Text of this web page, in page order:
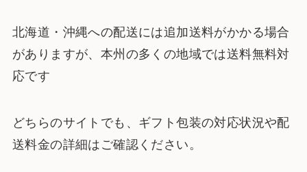
北海道・沖縄への配送には追加送料がかかる場合
がありますが、本州の多くの地域では送料無料対
応です​
どちらのサイトでも、ギフト包装の対応状況や配
送料金の詳細はご確認ください。